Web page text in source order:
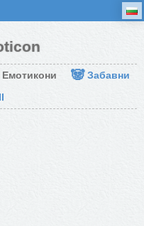
Емотикони 🐼 Забавни